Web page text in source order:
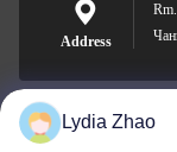
Address
Lydia Zhao